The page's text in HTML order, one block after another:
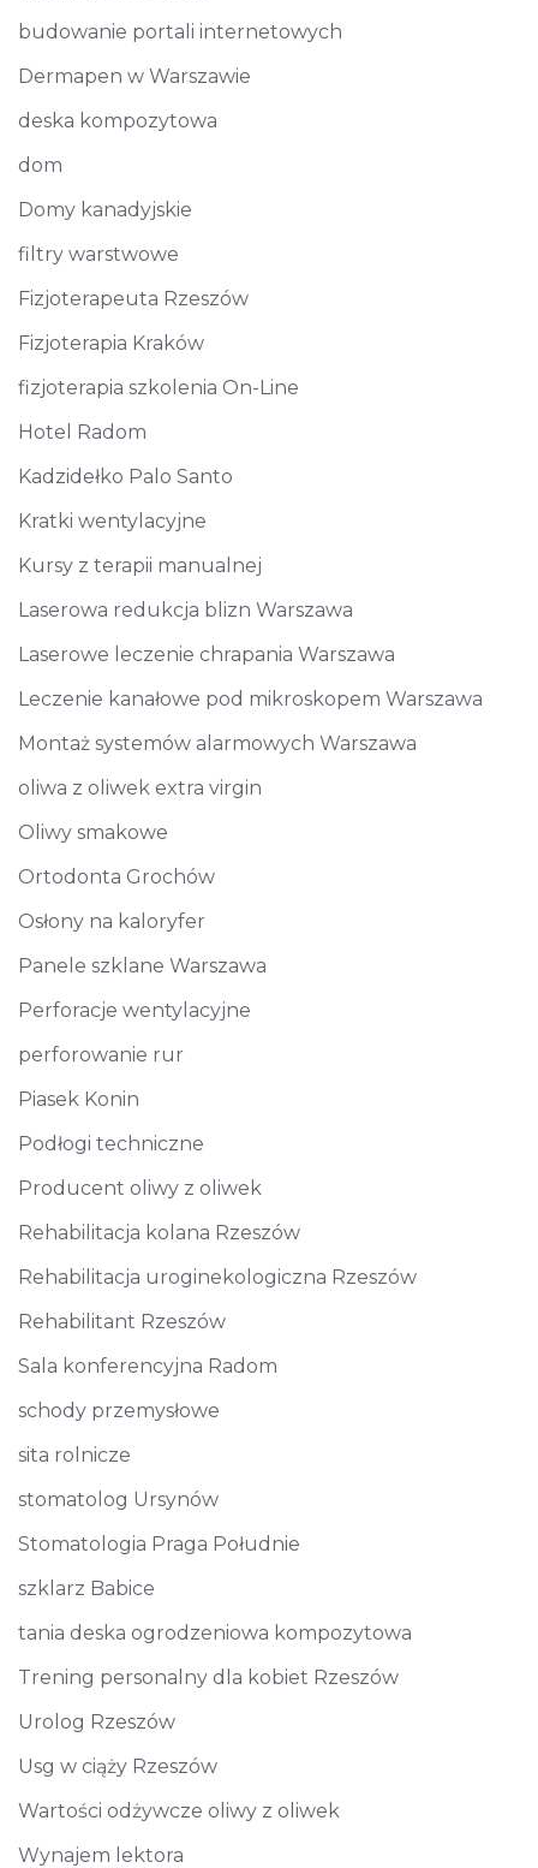
budowanie portali internetowych
Dermapen w Warszawie
deska kompozytowa
dom
Domy kanadyjskie
filtry warstwowe
Fizjoterapeuta Rzeszów
Fizjoterapia Kraków
fizjoterapia szkolenia On-Line
Hotel Radom
Kadzidełko Palo Santo
Kratki wentylacyjne
Kursy z terapii manualnej
Laserowa redukcja blizn Warszawa
Laserowe leczenie chrapania Warszawa
Leczenie kanałowe pod mikroskopem Warszawa
Montaż systemów alarmowych Warszawa
oliwa z oliwek extra virgin
Oliwy smakowe
Ortodonta Grochów
Osłony na kaloryfer
Panele szklane Warszawa
Perforacje wentylacyjne
perforowanie rur
Piasek Konin
Podłogi techniczne
Producent oliwy z oliwek
Rehabilitacja kolana Rzeszów
Rehabilitacja uroginekologiczna Rzeszów
Rehabilitant Rzeszów
Sala konferencyjna Radom
schody przemysłowe
sita rolnicze
stomatolog Ursynów
Stomatologia Praga Południe
szklarz Babice
tania deska ogrodzeniowa kompozytowa
Trening personalny dla kobiet Rzeszów
Urolog Rzeszów
Usg w ciąży Rzeszów
Wartości odżywcze oliwy z oliwek
Wynajem lektora